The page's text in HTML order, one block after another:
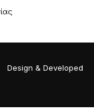
& Developed